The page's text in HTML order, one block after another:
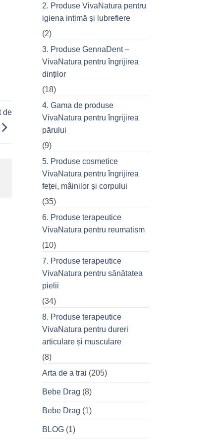
de
prietenii
în
oraș
2. Produse VivaNatura pentru
igiena intimă și lubrefiere
(2)
3. Produse GennaDent –
VivaNatura pentru îngrijirea
dinților
(18)
4. Gama de produse
VivaNatura pentru îngrijirea
părului
(9)
5. Produse cosmetice
VivaNatura pentru îngrijirea
feței, mâinilor și corpului
(35)
6. Produse terapeutice
VivaNatura pentru reumatism
(10)
7. Produse terapeutice
VivaNatura pentru sănătatea
pielii
(34)
8. Produse terapeutice
VivaNatura pentru dureri
articulare și musculare
(8)
Arta de a trai (205)
Bebe Drag (8)
Bebe Drag (1)
BLOG(1)